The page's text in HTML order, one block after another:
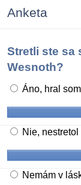
Anketa
Stretli ste sa
Wesnoth?
Áno, hral
Nie, nestretol
Nemám v